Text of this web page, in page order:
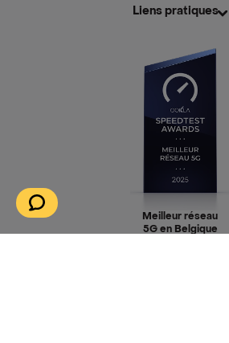
Liens pratiques
Meilleur réseau
5G en Belgique